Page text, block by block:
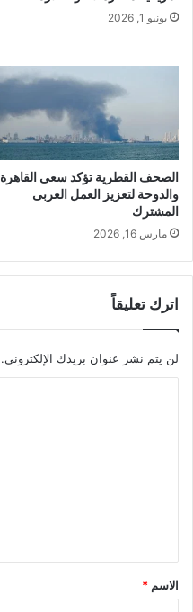
يونيو 1, 2026
الصحف القطرية تؤكد سعى القاهرة
والدوحة لتعزيز العمل العربى
المشترك
مارس 16, 2026
اترك تعليقاً
لن يتم نشر عنوان بريدك الإلكتروني.
*
الاسم *